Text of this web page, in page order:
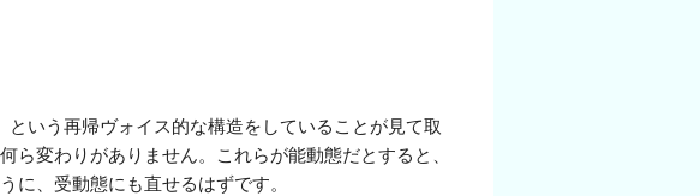
いう再帰ヴォイス的な構造をしていることが見て取
変わりがありません。これらが能動態だとすると、
、受動態にも直せるはずです。